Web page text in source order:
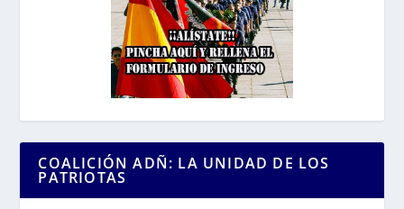
COALICIÓN ADÑ: LA UNIDAD DE LOS
PATRIOTAS